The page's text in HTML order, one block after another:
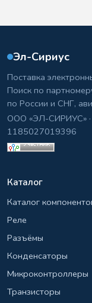
Эл-Сириус
Поставка
Поиск по
по России и СНГ,
ООО «ЭЛ-СИРИУС»
1185027019396
Каталог
Каталог
Реле
Разъёмы
Конденсаторы
Микроконтроллеры
Транзисторы